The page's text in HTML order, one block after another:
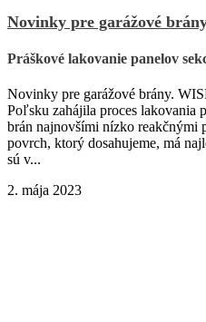
Novinky pre garážové
Práškové lakovanie panelov
Novinky pre garážové brány.
Poľsku zahájila proces lakovania
brán najnovšími nízko reakčnými
povrch, ktorý dosahujeme, má
sú v...
2. mája 2023